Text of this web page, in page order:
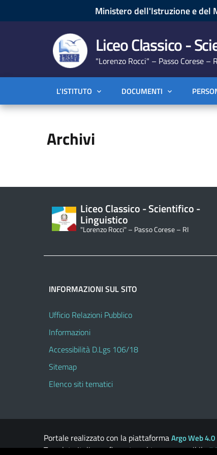
Ministero dell'Istruzione e del
Liceo Classico -
"Lorenzo Rocci" – Passo Corese –
L’ISTITUTO DOCUMENTI
Archivi
Liceo Classico - Scientifico -
Linguistico
"Lorenzo Rocci" – Passo Corese – RI
INFORMAZIONI SUL SITO
Ufficio Relazioni Pubblico
Informazioni
Accessibilità D.Lgs 106/18
Sitemap
Elenco siti tematici
Portale realizzato con la piattaformaArgo Web 4.0
Template Italia configurato sul tema accessibile